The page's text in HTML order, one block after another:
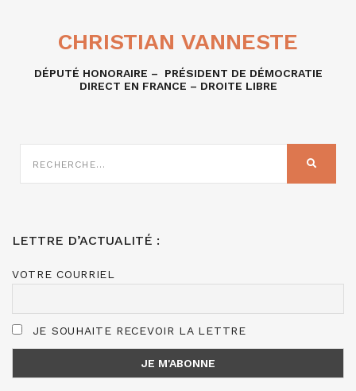
CHRISTIAN VANNESTE
DÉPUTÉ HONORAIRE – PRÉSIDENT DE DÉMOCRATIE
DIRECT EN FRANCE – DROITE LIBRE
SUR
LETTRE D’ACTUALITÉ :
VOTRE COURRIEL
JE SOUHAITE RECEVOIR LA LETTRE